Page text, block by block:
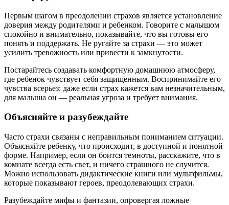
Первым шагом в преодолении страхов является установление
доверия между родителями и ребенком. Говорите с малышом
спокойно и внимательно, показывайте, что вы готовы его
понять и поддержать. Не ругайте за страхи — это может
усилить тревожность или привести к замкнутости.
Постарайтесь создавать комфортную домашнюю атмосферу,
где ребенок чувствует себя защищенным. Воспринимайте его
чувства всерьез: даже если страх кажется вам незначительным,
для малыша он — реальная угроза и требует внимания.
Объясняйте и разубеждайте
Часто страхи связаны с неправильным пониманием ситуации.
Объясняйте ребенку, что происходит, в доступной и понятной
форме. Например, если он боится темноты, расскажите, что в
комнате всегда есть свет, и ничего страшного не случится.
Можно использовать дидактические книги или мультфильмы,
которые показывают героев, преодолевающих страхи.
Разубеждайте мифы и фантазии, опровергая ложные